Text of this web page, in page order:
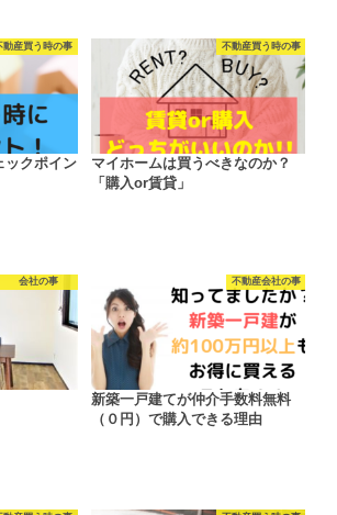
動産買う時の事
ックポイン
不動産買う時の事
マイホームは買うべきなのか？
「購入or賃貸」
会社の事 不動産会社の事
新築一戸建てが仲介手数料無料
（０円）で購入できる理由